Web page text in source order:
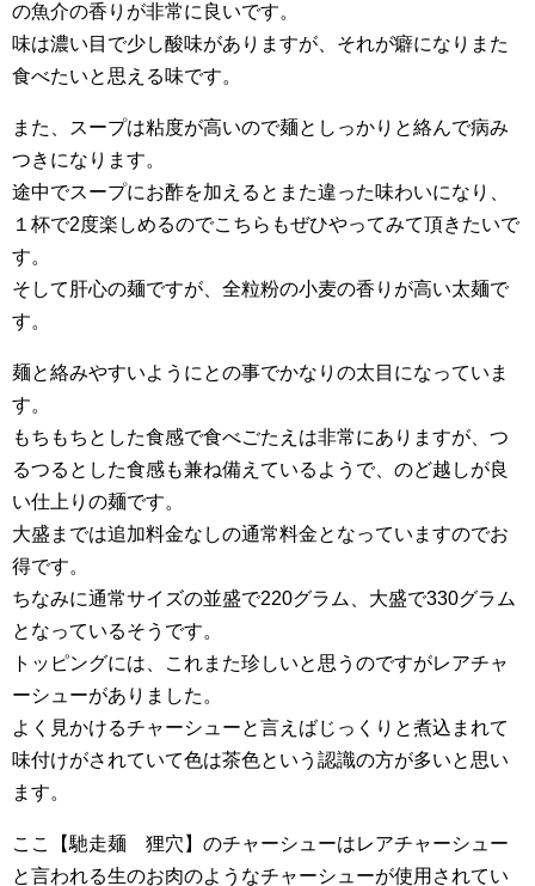
の魚介の香りが非常に良いです。
味は濃い目で少し酸味がありますが、それが癖になりまた
食べたいと思える味です。
また、スープは粘度が高いので麺としっかりと絡んで病み
つきになります。
途中でスープにお酢を加えるとまた違った味わいになり、
１杯で2度楽しめるのでこちらもぜひやってみて頂きたいで
す。
そして肝心の麺ですが、全粒粉の小麦の香りが高い太麺で
す。
麺と絡みやすいようにとの事でかなりの太目になっていま
す。
もちもちとした食感で食べごたえは非常にありますが、つ
るつるとした食感も兼ね備えているようで、のど越しが良
い仕上りの麺です。
大盛までは追加料金なしの通常料金となっていますのでお
得です。
ちなみに通常サイズの並盛で220グラム、大盛で330グラム
となっているそうです。
トッピングには、これまた珍しいと思うのですがレアチャ
ーシューがありました。
よく見かけるチャーシューと言えばじっくりと煮込まれて
味付けがされていて色は茶色という認識の方が多いと思い
ます。
ここ【馳走麺 狸穴】のチャーシューはレアチャーシュー
と言われる生のお肉のようなチャーシューが使用されてい